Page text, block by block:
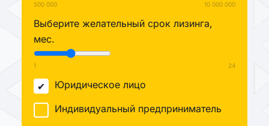
500 000 10 000 000
Выберите желательный срок лизинга,
мес.
1 24
Юридическое лицо
Индивидуальный предприниматель